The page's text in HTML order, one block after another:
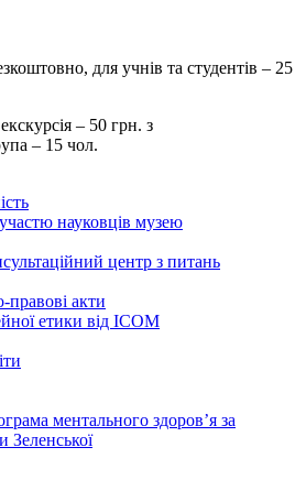
квитків:
для учнів та студентів – 25
– 50 грн. з
група – 15 чол.
науковців музею
центр з питань
акти
етики від ІСОМ
ментального здоров’я за
Зеленської